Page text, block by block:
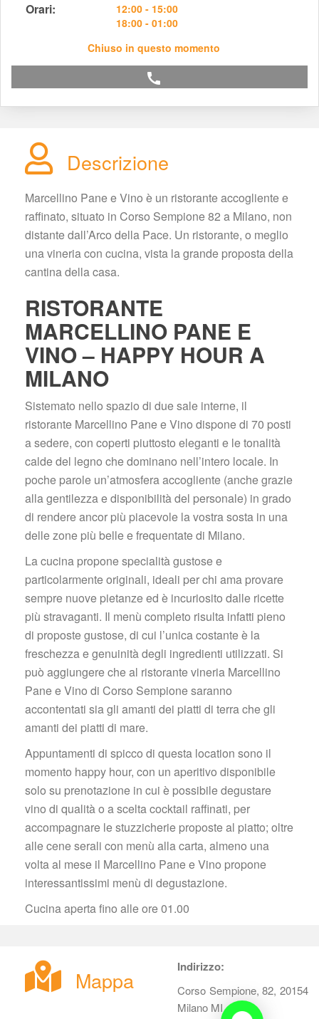
Orari:
12:00 - 15:00
18:00 - 01:00
Chiuso in questo momento
call
Descrizione
Marcellino Pane e Vino è un ristorante accogliente e
raffinato, situato in Corso Sempione 82 a Milano, non
distante dall’Arco della Pace. Un ristorante, o meglio
una vineria con cucina, vista la grande proposta della
cantina della casa.
RISTORANTE
MARCELLINO PANE E
VINO – HAPPY HOUR A
MILANO
Sistemato nello spazio di due sale interne, il
ristorante Marcellino Pane e Vino dispone di 70 posti
a sedere, con coperti piuttosto eleganti e le tonalità
calde del legno che dominano nell’intero locale. In
poche parole un’atmosfera accogliente (anche grazie
alla gentilezza e disponibilità del personale) in grado
di rendere ancor più piacevole la vostra sosta in una
delle zone più belle e frequentate di Milano.
La cucina propone specialità gustose e
particolarmente originali, ideali per chi ama provare
empre nuove pietanze ed è incuriosito dalle ricette
più stravaganti. Il menù completo risulta infatti pieno
di proposte gustose, di cui l’unica costante è la
freschezza e genuinità degli ingredienti utilizzati. Si
può aggiungere che al ristorante vineria Marcellino
Pane e Vino di Corso Sempione saranno
accontentati sia gli amanti dei piatti di terra che gli
amanti dei piatti di mare.
Appuntamenti di spicco di questa location sono il
momento happy hour, con un aperitivo disponibile
olo su prenotazione in cui è possibile degustare
vino di qualità o a scelta cocktail raffinati, per
accompagnare le stuzzicherie proposte al piatto; oltre
alle cene serali con menù alla carta, almeno una
volta al mese il Marcellino Pane e Vino propone
interessantissimi menù di degustazione.
Cucina aperta fino alle ore 01.00
Mappa Indirizzo:
Corso Sempione, 82, 20154
Milano MI